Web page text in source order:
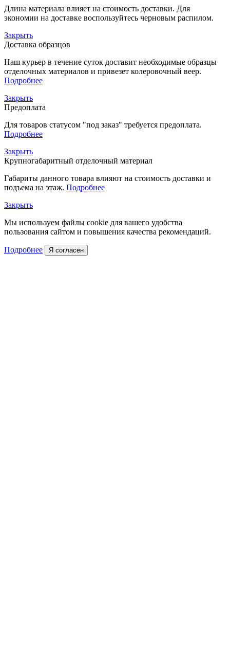
Длина материала влияет на стоимость доставки. Для
экономии на доставке воспользуйтесь черновым распилом.
Закрыть
Доставка образцов
Наш курьер в течение суток доставит необходимые образцы
отделочных материалов и привезет колеровочный веер.
Подробнее
Закрыть
Предоплата
Для товаров статусом "под заказ" требуется предоплата.
Подробнее
Закрыть
Крупногабаритный отделочный материал
Габариты данного товара влияют на стоимость доставки и
подъема на этаж. Подробнее
Закрыть
Мы используем файлы cookie для вашего удобства
пользования сайтом и повышения качества рекомендаций.
Подробнее Я согласен